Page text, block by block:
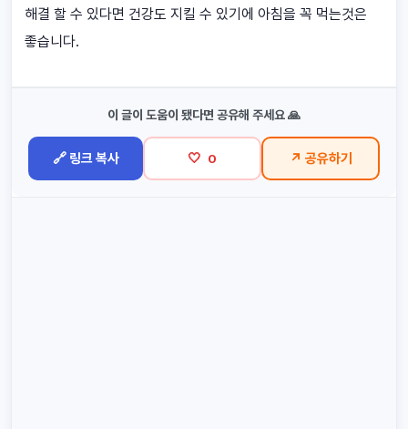
해결 할 수 있다면 건강도 지킬 수 있기에 아침을 꼭 먹는것은
좋습니다.
이 글이 도움이 됐다면 공유해 주세요 🙏
🔗 링크 복사 🤍 0 ↗ 공유하기